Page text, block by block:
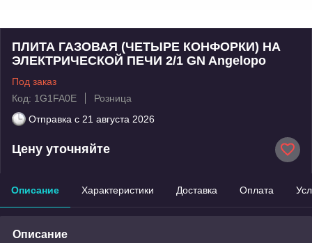
ПЛИТА ГАЗОВАЯ (ЧЕТЫРЕ КОНФОРКИ) НА
ЭЛЕКТРИЧЕСКОЙ ПЕЧИ 2/1 GN Angelopo
Под заказ
Код: 1G1FA0E
Розница
Отправка с 21 августа 2026
Цену уточняйте
Описание Характеристики Доставка Оплата
Описание